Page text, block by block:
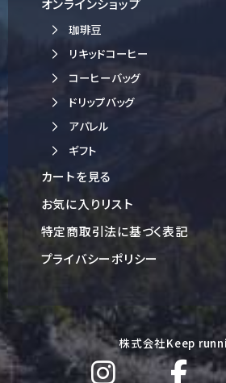
オンラインショップ
珈琲豆
リキッドコーヒー
コーヒーバッグ
ドリップバッグ
アパレル
ギフト
カートを見る
お気に入りリスト
特定商取引法に基づく表記
プライバシーポリシー
株式会社Keep